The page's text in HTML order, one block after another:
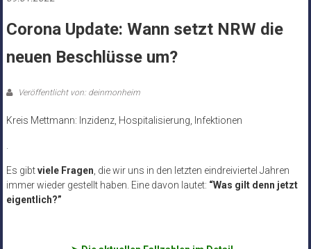
Corona Update: Wann setzt NRW die
neuen Beschlüsse um?
Veröffentlicht von: deinmonheim
Kreis Mettmann: Inzidenz, Hospitalisierung, Infektionen
Es gibtviele Fragen , die wir uns in den letzten eindreiviertel Jahren
immer wieder gestellt haben. Eine davon lautet: “Was gilt denn jetzt
eigentlich?”